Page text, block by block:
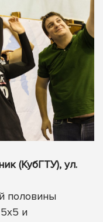
(КубГТУ), ул.
половины
и